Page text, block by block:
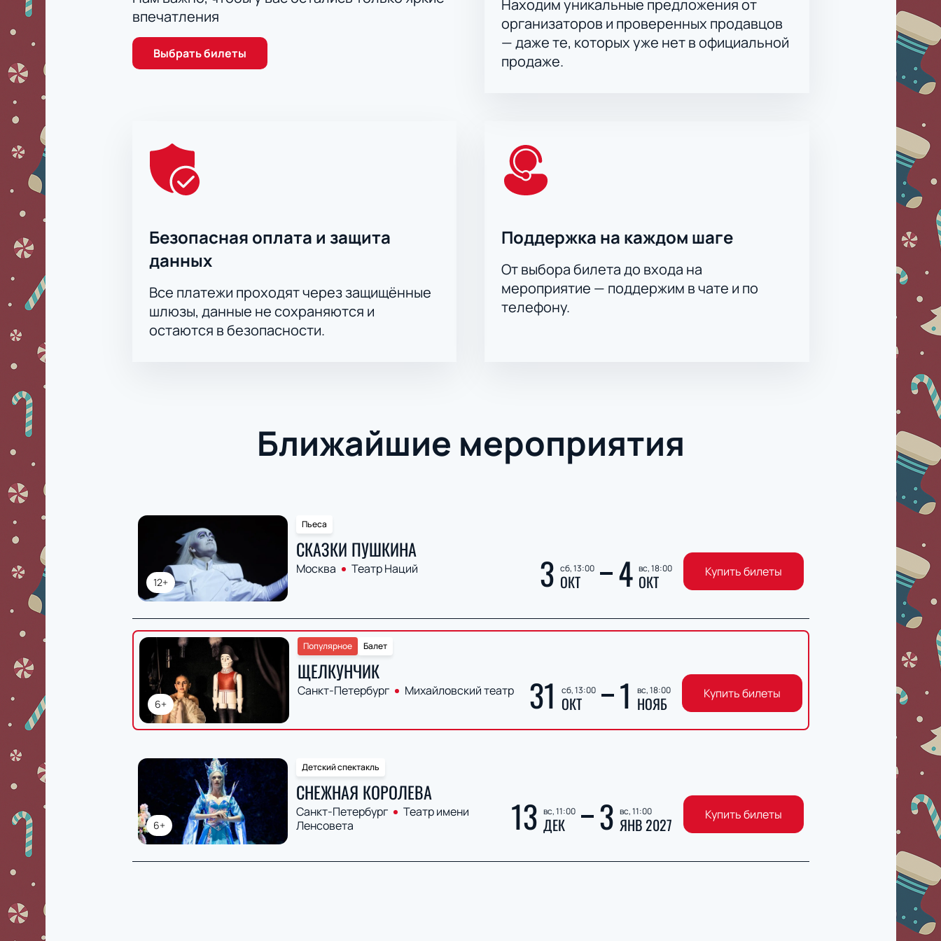
впечатления
Выбрать билеты
Находим уникальные предложения от
организаторов и проверенных продавцов
— даже те, которых уже нет в официальной
продаже.
Безопасная оплата и защита
данных
Все платежи проходят через защищённые
шлюзы, данные не сохраняются и
остаются в безопасности.
Поддержка на каждом шаге
От выбора билета до входа на
мероприятие — поддержим в чате и по
телефону.
Ближайшие мероприятия
12+
Пьеса
СКАЗКИ ПУШКИНА
Москва Театр Наций 3 сб, 13:00
ОКТ 4 вс, 18:00
ОКТ Купить билеты
6+
Балет
Популярное
ЩЕЛКУНЧИК
Санкт-Петербург Михайловский театр 31 сб, 13:00
ОКТ 1 вс, 18:00
НОЯБ Купить билеты
6+
Детский спектакль
СНЕЖНАЯ КОРОЛЕВА
Санкт-Петербург
Театр имени
Ленсовета
13 вс, 11:00
ДЕК 3 вс, 11:00
ЯНВ 2027 Купить билеты